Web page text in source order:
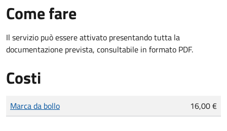
Come fare
Il servizio può essere attivato presentando tutta la
documentazione prevista, consultabile in formato PDF.
Costi
Tipo di pagamento
Importo
Marca da bollo 16,00 €